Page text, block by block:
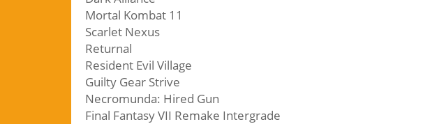
Mortal Kombat 11
Scarlet Nexus
Returnal
Resident Evil Village
Guilty Gear Strive
Necromunda: Hired Gun
Final Fantasy VII Remake Intergrade